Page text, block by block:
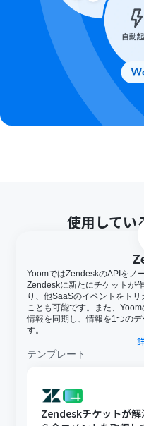
使用してい
YoomではZendeskのAPIをノ
Zendeskに新たにチケットが
り、他SaaSのイベントをト
ことも可能です。また、
情報を同期し、情報を1つの
す。
テンプレート
Zendeskチケットが解